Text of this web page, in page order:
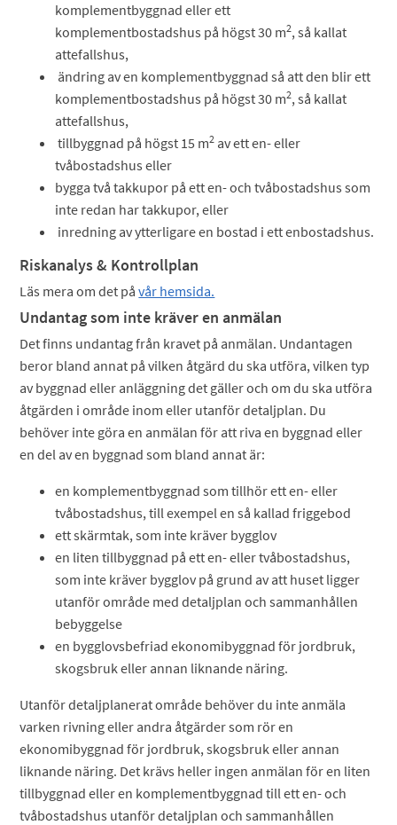
komplementbyggnad eller ett
komplementbostadshus på högst 30 m2, så kallat
attefallshus,
ändring av en komplementbyggnad så att den blir ett
komplementbostadshus på högst 30 m2, så kallat
attefallshus,
tillbyggnad på högst 15 m2 av ett en- eller
tvåbostadshus eller
bygga två takkupor på ett en- och tvåbostadshus som
inte redan har takkupor, eller
inredning av ytterligare en bostad i ett enbostadshus.
Riskanalys & Kontrollplan
Läs mera om det påvår hemsida.
Undantag som inte kräver en anmälan
Det finns undantag från kravet på anmälan. Undantagen
beror bland annat på vilken åtgärd du ska utföra, vilken typ
av byggnad eller anläggning det gäller och om du ska utföra
åtgärden i område inom eller utanför detaljplan. Du
behöver inte göra en anmälan för att riva en byggnad eller
en del av en byggnad som bland annat är:
en komplementbyggnad som tillhör ett en- eller
tvåbostadshus, till exempel en så kallad friggebod
ett skärmtak, som inte kräver bygglov
en liten tillbyggnad på ett en- eller tvåbostadshus,
som inte kräver bygglov på grund av att huset ligger
utanför område med detaljplan och sammanhållen
bebyggelse
en bygglovsbefriad ekonomibyggnad för jordbruk,
skogsbruk eller annan liknande näring.
Utanför detaljplanerat område behöver du inte anmäla
varken rivning eller andra åtgärder som rör en
ekonomibyggnad för jordbruk, skogsbruk eller annan
liknande näring. Det krävs heller ingen anmälan för en liten
tillbyggnad eller en komplementbyggnad till ett en- och
tvåbostadshus utanför detaljplan och sammanhållen